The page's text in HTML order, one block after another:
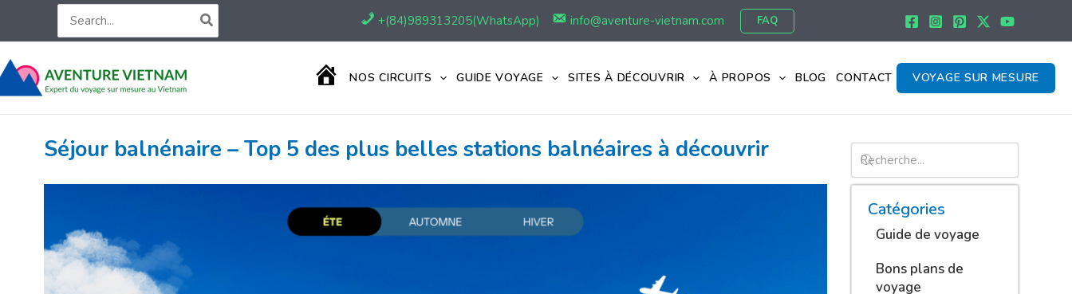
Search
for:
+(84)989313205(WhatsApp) info@aventure-vietnam.com FAQ
U
NOS CIRCUITS GUIDE VOYAGE SITES À DÉCOUVRIR À PROPOS BLOG CONTACT VOYAGE SUR MESURE
Séjour balnénaire – Top 5 des plus belles stations balnéaires à découvrir
Catégories
Guide de voyage
Bons plans de
voyage